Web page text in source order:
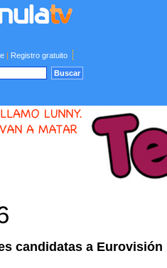
| Registro gratuito
candidatas a Eurovisión